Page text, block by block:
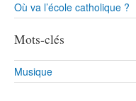
Où va l’école catholique ?
Mots-clés
Musique